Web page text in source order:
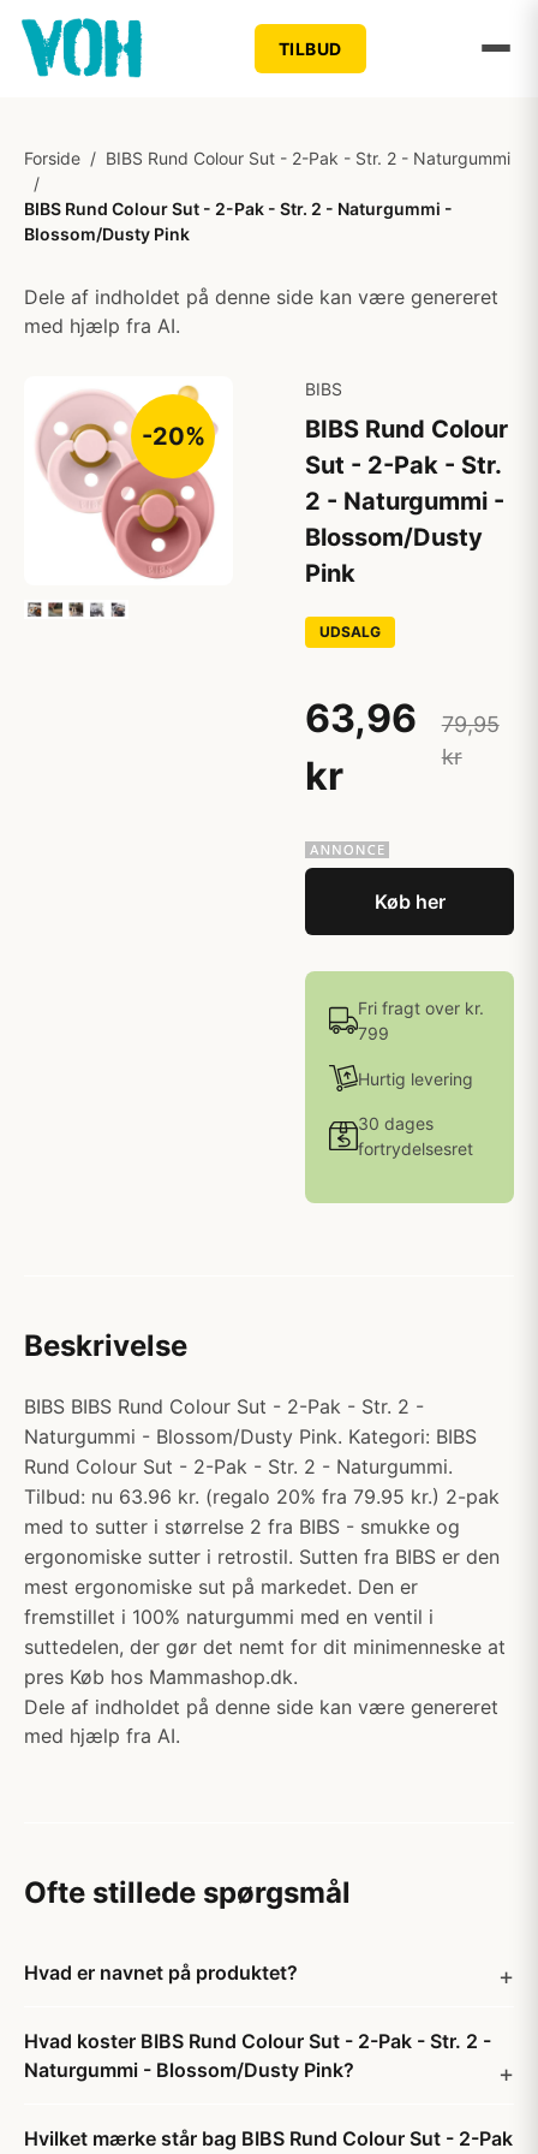
TILBUD
Forside / BIBS Rund Colour Sut - 2-Pak - Str. 2 - Naturgummi
/
BIBS Rund Colour Sut - 2-Pak - Str. 2 - Naturgummi -
Blossom/Dusty Pink
Dele af indholdet på denne side kan være genereret
med hjælp fra AI.
-20%
BIBS
BIBS Rund Colour
Sut - 2-Pak - Str.
2 - Naturgummi -
Blossom/Dusty
Pink
UDSALG
63,96
kr
79,95
kr
Køb her
Fri fragt over kr.
799
Hurtig levering
30 dages
fortrydelsesret
Beskrivelse
BIBS BIBS Rund Colour Sut - 2-Pak - Str. 2 -
Naturgummi - Blossom/Dusty Pink. Kategori: BIBS
Rund Colour Sut - 2-Pak - Str. 2 - Naturgummi.
Tilbud: nu 63.96 kr. (regalo 20% fra 79.95 kr.) 2-pak
med to sutter i størrelse 2 fra BIBS - smukke og
ergonomiske sutter i retrostil. Sutten fra BIBS er den
mest ergonomiske sut på markedet. Den er
fremstillet i 100% naturgummi med en ventil i
suttedelen, der gør det nemt for dit minimenneske at
pres Køb hos Mammashop.dk.
Dele af indholdet på denne side kan være genereret
med hjælp fra AI.
Ofte stillede spørgsmål
Hvad er navnet på produktet?
Hvad koster BIBS Rund Colour Sut - 2-Pak - Str. 2 -
Naturgummi - Blossom/Dusty Pink?
Hvilket mærke står bag BIBS Rund Colour Sut - 2-Pak